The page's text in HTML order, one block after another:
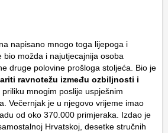
napisano mnogo toga lijepoga i
bio možda i najutjecajnija osoba
druge polovine prošloga stoljeća. Bio je
ravnotežu između ozbiljnosti i
priliku mnogim poslije uspješnim
Večernjak je u njegovo vrijeme imao
od oko 370.000 primjeraka. Izdao je
Hrvatskoj, desetke stručnih